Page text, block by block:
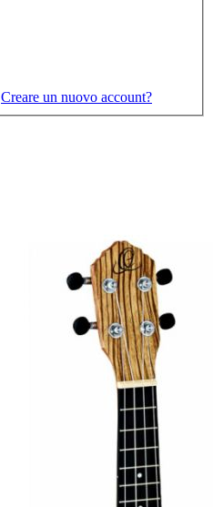
Creare un nuovo account?